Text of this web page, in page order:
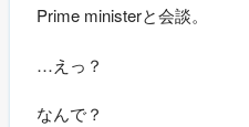
Prime ministerと会談。
…えっ？
なんで？